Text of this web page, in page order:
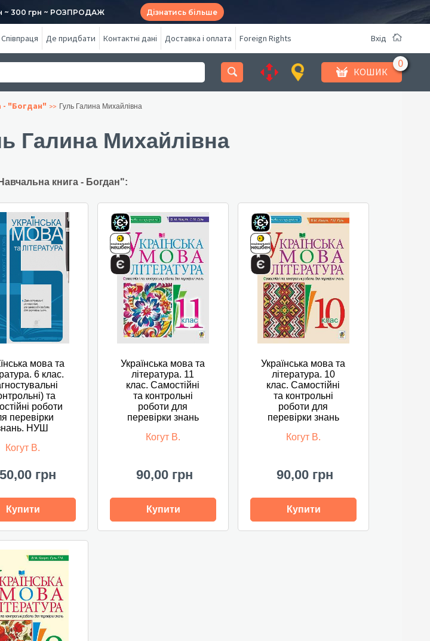
~ 300 грн ~ РОЗПРОДАЖ Дізнатись більше
Співпраця Де придбати Контактні дані Доставка і оплата Foreign Rights Вхід
КОШИК
- "Богдан" Гуль Галина Михайлівна
Галина Михайлівна
книга - Богдан":
мова та
6 клас.
та
роботи
перевірки
НУШ
Когут В.
грн
Купити
Українська мова та
література. 11
клас. Самостійні
та контрольні
роботи для
перевірки знань
Когут В.
90,00 грн
Купити
Українська мова та
література. 10
клас. Самостійні
та контрольні
роботи для
перевірки знань
Когут В.
90,00 грн
Купити